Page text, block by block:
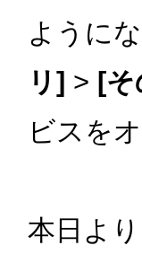
ように
リ] > [
ビスを
本日よ